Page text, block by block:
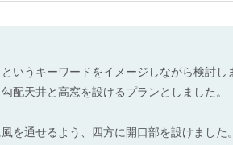
というキーワードをイメージしながら検討
配天井と高窓を設けるプランとしました。
を通せるよう、四方に開口部を設けました。